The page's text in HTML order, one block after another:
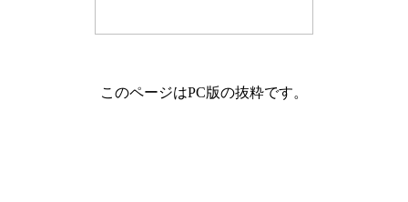
このページはPC版の抜粋です。